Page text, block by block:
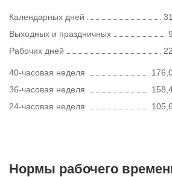
Календарных дней
31
Выходных и праздничных
9
Рабочих дней
22
40-часовая неделя
36-часовая неделя
24-часовая неделя
105,6
Нормы рабочего